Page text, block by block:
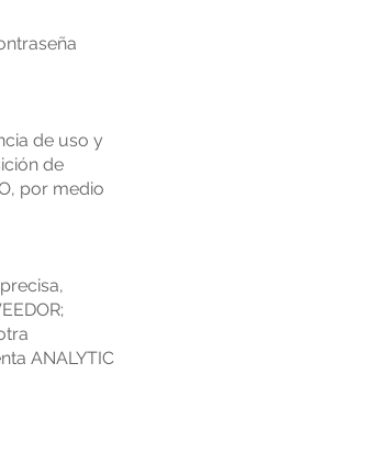
de uso y
de
por medio
ANALYTIC